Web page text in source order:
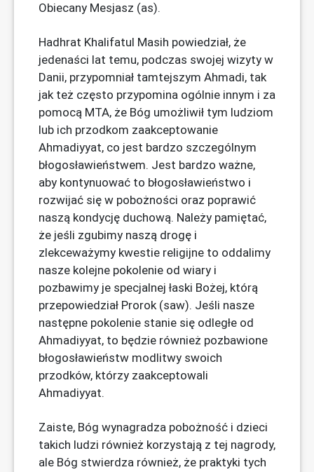
Obiecany Mesjasz (as).
Hadhrat Khalifatul Masih powiedział, że
jedenaści lat temu, podczas swojej wizyty w
Danii, przypomniał tamtejszym Ahmadi, tak
jak też często przypomina ogólnie innym i za
pomocą MTA, że Bóg umożliwił tym ludziom
lub ich przodkom zaakceptowanie
Ahmadiyyat, co jest bardzo szczególnym
błogosławieństwem. Jest bardzo ważne,
aby kontynuować to błogosławieństwo i
rozwijać się w pobożności oraz poprawić
naszą kondycję duchową. Należy pamiętać,
że jeśli zgubimy naszą drogę i
zlekceważymy kwestie religijne to oddalimy
nasze kolejne pokolenie od wiary i
pozbawimy je specjalnej łaski Bożej, którą
przepowiedział Prorok (saw). Jeśli nasze
następne pokolenie stanie się odległe od
Ahmadiyyat, to będzie również pozbawione
błogosławieństw modlitwy swoich
przodków, którzy zaakceptowali
Ahmadiyyat.
Zaiste, Bóg wynagradza pobożność i dzieci
takich ludzi również korzystają z tej nagrody,
ale Bóg stwierdza również, że praktyki tych